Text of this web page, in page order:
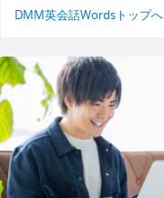
DMM英会話Wordsトップへ